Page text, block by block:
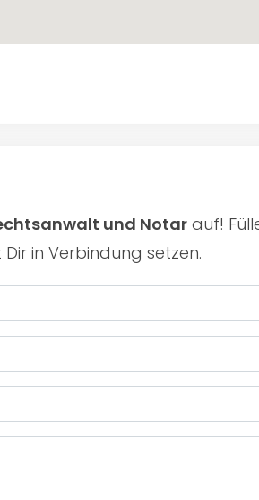
und Notar auf!
in Verbindung setzen.